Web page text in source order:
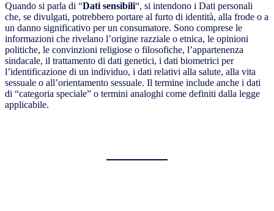
Quando si parla di “Dati sensibili“, si intendono i Dati personali
che, se divulgati, potrebbero portare al furto di identità, alla frode o a
un danno significativo per un consumatore. Sono comprese le
informazioni che rivelano l’origine razziale o etnica, le opinioni
politiche, le convinzioni religiose o filosofiche, l’appartenenza
sindacale, il trattamento di dati genetici, i dati biometrici per
l’identificazione di un individuo, i dati relativi alla salute, alla vita
sessuale o all’orientamento sessuale. Il termine include anche i dati
di “categoria speciale” o termini analoghi come definiti dalla legge
applicabile.